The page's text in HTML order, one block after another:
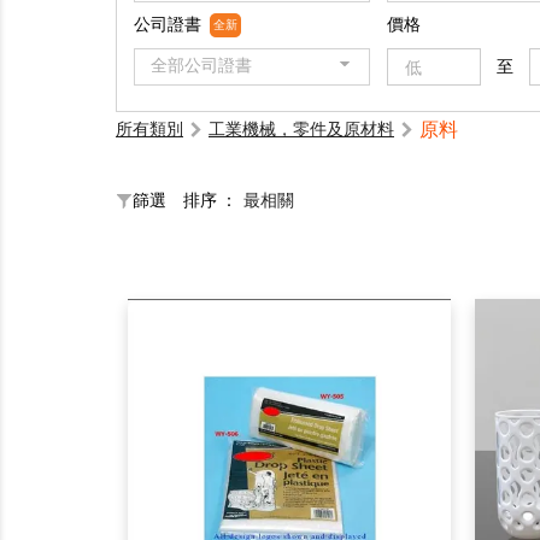
公司證書 全新
全部公司證書
價格
至
所有類別 工業機械，零件及原材料 原料
篩選 排序 ： 最相關